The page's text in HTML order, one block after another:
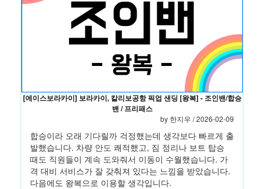
[에이스보라카이] 보라카이, 칼리보공항 픽업 샌딩 [왕복] - 조인밴/합승
밴 / 프리패스
by 한지우 / 2026-02-09
합승이라 오래 기다릴까 걱정했는데 생각보다 빠르게 출
발했습니다. 차량 안도 쾌적했고, 짐 정리나 보트 탑승
때도 직원들이 계속 도와줘서 이동이 수월했습니다. 가
격 대비 서비스가 잘 갖춰져 있다는 느낌을 받았습니다.
다음에도 왕복으로 이용할 생각입니다.